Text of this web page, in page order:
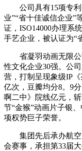
公司具有15项专利
业”“省十佳诚信企业”
证，ISO14000办理系
手艺企业，被认证为“
省凝羽动画无限公
性文化企业30强。公
营，打制呈现象级IP
亿次，豆瓣均分8。9
啊二中》院线亿元，
节“金猴”动画片子银
项权势巨子荣誉。
集团先后承办航空
会赛事，承担第33届